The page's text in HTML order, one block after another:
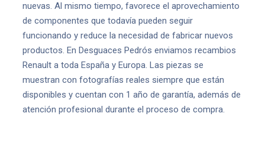
nuevas. Al mismo tiempo, favorece el aprovechamiento
de componentes que todavía pueden seguir
funcionando y reduce la necesidad de fabricar nuevos
productos. En Desguaces Pedrós enviamos recambios
Renault a toda España y Europa. Las piezas se
muestran con fotografías reales siempre que están
disponibles y cuentan con 1 año de garantía, además de
atención profesional durante el proceso de compra.